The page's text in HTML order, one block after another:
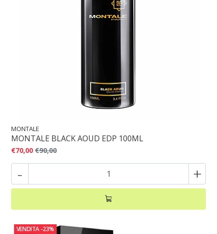
MONTALE
MONTALE BLACK AOUD EDP 100ML
€70,00 €90,00
- +
VENDITA -23%